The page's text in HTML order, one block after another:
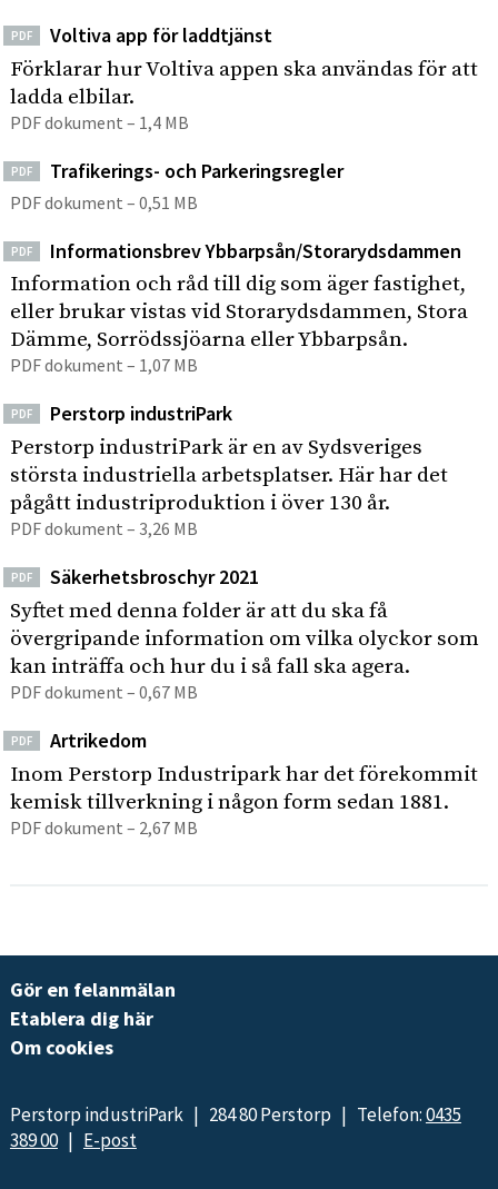
PDF
Voltiva app för laddtjänst
Förklarar hur Voltiva appen ska användas för att
ladda elbilar.
PDF dokument – 1,4 MB
PDF Trafikerings- och Parkeringsregler
PDF dokument – 0,51 MB
PDF
Informationsbrev Ybbarpsån/Storarydsdammen
Information och råd till dig som äger fastighet,
eller brukar vistas vid Storarydsdammen, Stora
Dämme, Sorrödssjöarna eller Ybbarpsån.
PDF dokument – 1,07 MB
PDF
Perstorp industriPark
Perstorp industriPark är en av Sydsveriges
största industriella arbetsplatser. Här har det
pågått industriproduktion i över 130 år.
PDF dokument – 3,26 MB
PDF
Säkerhetsbroschyr 2021
Syftet med denna folder är att du ska få
övergripande information om vilka olyckor som
kan inträffa och hur du i så fall ska agera.
PDF dokument – 0,67 MB
PDF
Artrikedom
Inom Perstorp Industripark har det förekommit
kemisk tillverkning i någon form sedan 1881.
PDF dokument – 2,67 MB
Gör en felanmälan
Etablera dig här
Om cookies
Perstorp industriPark | 284 80 Perstorp | Telefon:0435
389 00| E-post